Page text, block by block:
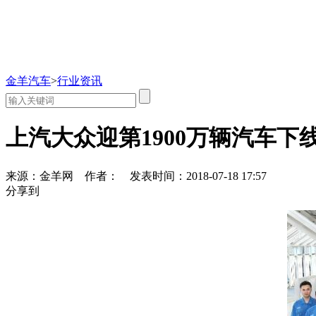
金羊汽车>行业资讯
上汽大众迎第1900万辆汽车下
来源：金羊网 作者：
发表时间：2018-07-18 17:57
分享到